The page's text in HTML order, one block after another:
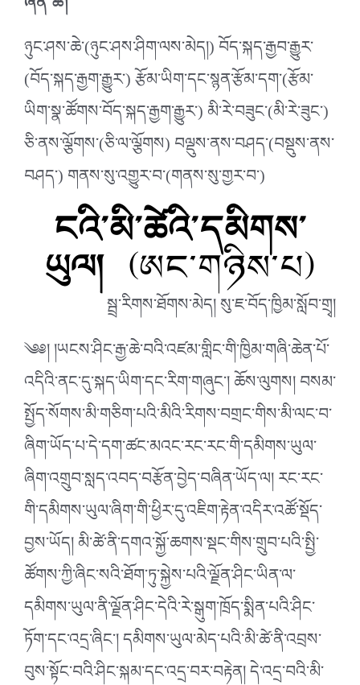
ཉུང་ཤས་ཆེ་(ཉུང་ཤས་ཤིག་ལས་མེད།) བོད་སྐད་རྒྱབ་རྒྱུར་
(བོད་སྐད་རྒྱག་རྒྱུར་) རྩོམ་ཡིག་དང་སྙན་རྩོམ་དག་(རྩོམ་
ཡིག་སྣ་ཚོགས་བོད་སྐད་རྒྱག་རྒྱུར་) མི་རེ་བཟུང་(མི་རེ་ཟུང་)
ཅི་ནས་ལྕོགས་(ཅི་ལ་ལྕོགས) བལྡུས་ནས་བཤད་(བསྡུས་ནས་
བཤད་) གནས་སུ་འགྱུར་བ་(གནས་སུ་གྱར་བ་)
ངའི་མི་ཚེའི་དམིགས་
ཡུལ།(ཨང་གཉིས་པ)
སྦྲ་རིགས་ཐོགས་མེད། སུ་ཇ་བོད་ཁྱིམ་སློབ་གྲྭ།
༄༅། །ཡངས་ཤིང་རྒྱ་ཆེ་བའི་འཛམ་གླིང་གི་ཁྱིམ་གཞི་ཆེན་པོ་
འདིའི་ནང་དུ་སྐད་ཡིག་དང་རིག་གཞུང༌། ཆོས་ལུགས། བསམ་
སྤྱོད་སོགས་མི་གཅིག་པའི་མིའི་རིགས་བགྲང་གིས་མི་ལང་བ་
ཞིག་ཡོད་པ་དེ་དག་ཚང་མའང་རང་རང་གི་དམིགས་ཡུལ་
ཞིག་འགྲུབ་སླད་འབད་བརྩོན་བྱེད་བཞིན་ཡོད་ལ། རང་རང་
གི་དམིགས་ཡུལ་ཞིག་གི་ཕྱིར་དུ་འཇིག་རྟེན་འདིར་འཚོ་སྡོད་
བྱས་ཡོད། མི་ཚེ་ནི་དགའ་སྐྱོ་ཆགས་སྡང་གིས་གྲུབ་པའི་སྤྱི་
ཚོགས་ཀྱི་ཞིང་སའི་ཐོག་ཏུ་སྐྱེས་པའི་ལྗོན་ཤིང་ཡིན་ལ་
དམིགས་ཡུལ་ནི་ལྗོན་ཤིང་དེའི་རེ་སྒུག་ཁྲོད་སྨིན་པའི་ཤིང་
ཏོག་དང་འདྲ་ཞིང༌། དམིགས་ཡུལ་མེད་པའི་མི་ཚེ་ནི་འབྲས་
བུས་སྟོང་བའི་ཤིང་སྐམ་དང་འདྲ་བར་བརྟེན། དེ་འདྲ་བའི་མི་